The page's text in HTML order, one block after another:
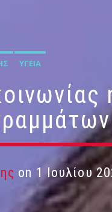
ΥΓΕΊΑ
on 1 Ιουλίου